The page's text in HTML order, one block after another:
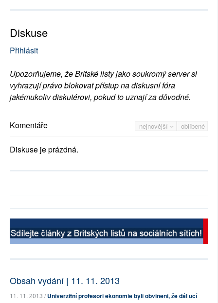
Diskuse
Přihlásit
Upozorňujeme, že Britské listy jako soukromý server si
vyhrazují právo blokovat přístup na diskusní fóra
jakémukoliv diskutérovi, pokud to uznají za důvodné.
nejnovější oblíbené
Komentáře
Diskuse je prázdná.
Obsah vydání | 11. 11. 2013
11. 11. 2013 /Univerzitní profesoři ekonomie byli obviněni, že dál učí